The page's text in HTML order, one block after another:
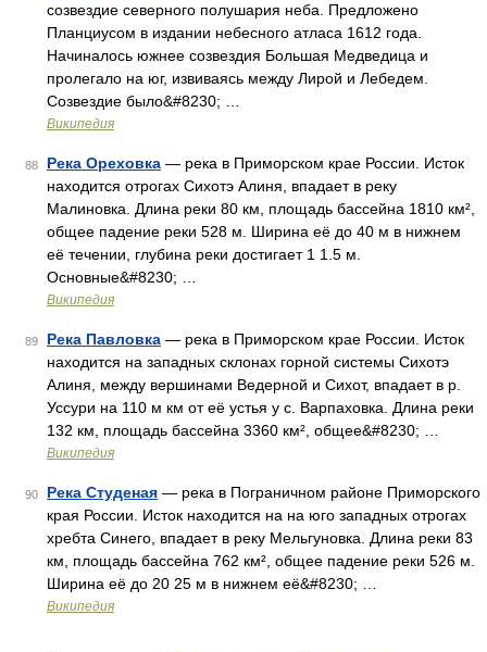
созвездие северного полушария неба. Предложено
Планциусом в издании небесного атласа 1612 года.
Начиналось южнее созвездия Большая Медведица и
пролегало на юг, извиваясь между Лирой и Лебедем.
Созвездие было&#8230; …
Википедия
88 Река Ореховка — река в Приморском крае России. Исток
находится отрогах Сихотэ Алиня, впадает в реку
Малиновка. Длина реки 80 км, площадь бассейна 1810 км²,
общее падение реки 528 м. Ширина её до 40 м в нижнем
её течении, глубина реки достигает 1 1.5 м.
Основные&#8230; …
Википедия
89 Река Павловка — река в Приморском крае России. Исток
находится на западных склонах горной системы Сихотэ
Алиня, между вершинами Ведерной и Сихот, впадает в р.
Уссури на 110 м км от её устья у с. Варпаховка. Длина реки
132 км, площадь бассейна 3360 км², общее&#8230; …
Википедия
90 Река Студеная — река в Пограничном районе Приморского
края России. Исток находится на на юго западных отрогах
хребта Синего, впадает в реку Мельгуновка. Длина реки 83
км, площадь бассейна 762 км², общее падение реки 526 м.
Ширина её до 20 25 м в нижнем её&#8230; …
Википедия